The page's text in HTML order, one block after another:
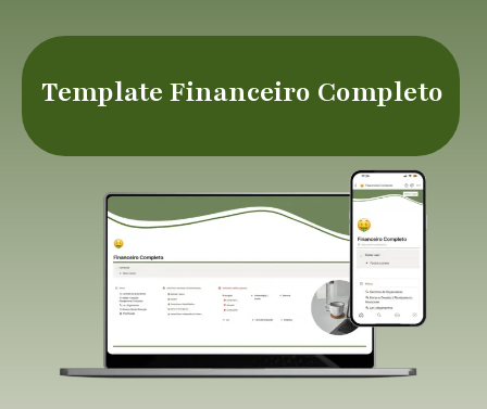
para
Template Financeiro Completo